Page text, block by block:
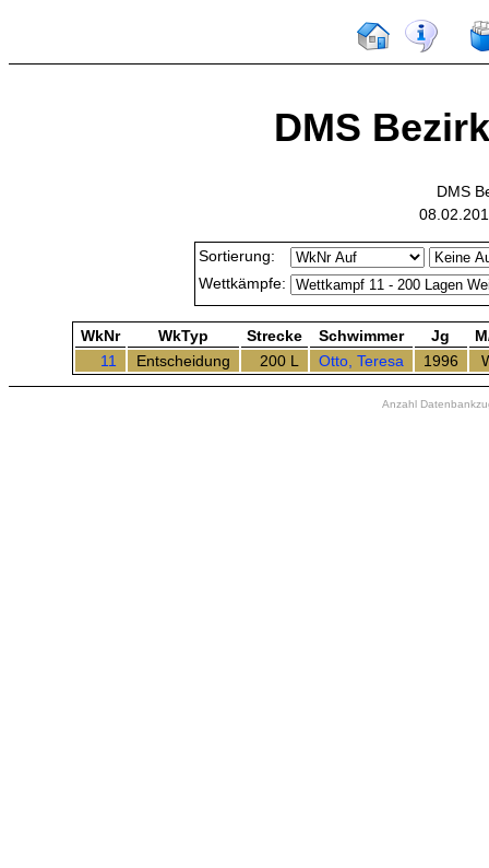
DMS
DMS
Sortierung:
Wettkämpfe:
WkNr WkTyp Strecke Schwimmer Jg
11
Entscheidung 200 L Otto, Teresa 1996
Anzahl